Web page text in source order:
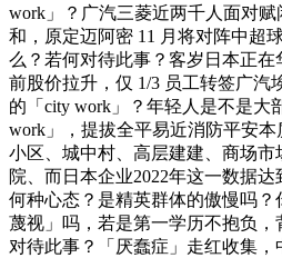
work」？广汽三菱近两千人面对
和，原定迈阿密 11 月将对阵中超
么？若何对待此事？客岁日本正在
前股价拉升，仅 1/3 员工转签广汽
的「city work」？年轻人是不是大
work」，提拔全平易近消防平安
小区、城中村、高层建建、商场市
院、而日本企业2022年这一数据
何种心态？是精英群体的傲慢吗
蔑视」吗，若是第一学历不抱负
对待此事？「厌蠢症」走红收集